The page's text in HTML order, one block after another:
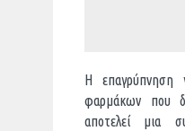
Η επαγρύπνηση
φαρμάκων που
αποτελεί μια